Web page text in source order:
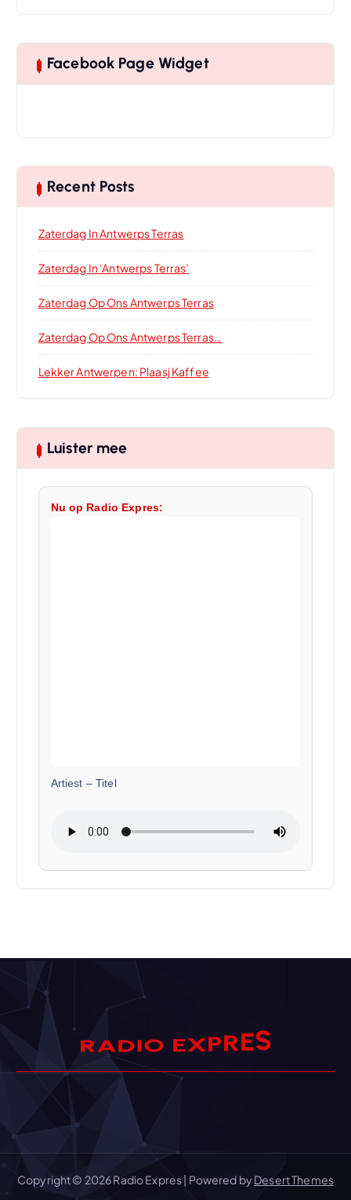
Facebook Page Widget
Recent Posts
Zaterdag In Antwerps Terras
Zaterdag In ‘Antwerps Terras’
Zaterdag Op Ons Antwerps Terras
Zaterdag Op Ons Antwerps Terras…
Lekker Antwerpen: Plaasj Kaffee
Luister mee
Nu op Radio Expres:
Artiest – Titel
RADIO EXPRES
Copyright © 2026 Radio Expres | Powered byDesert Themes